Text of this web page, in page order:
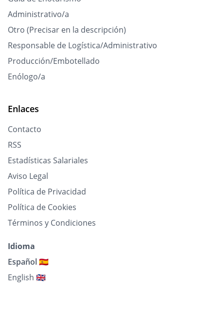
Administrativo/a
Otro (Precisar en la descripción)
Responsable de Logística/Administrativo
Producción/Embotellado
Enólogo/a
Enlaces
Contacto
RSS
Estadísticas Salariales
Aviso Legal
Política de Privacidad
Política de Cookies
Términos y Condiciones
Idioma
Español 🇪🇸
English 🇬🇧